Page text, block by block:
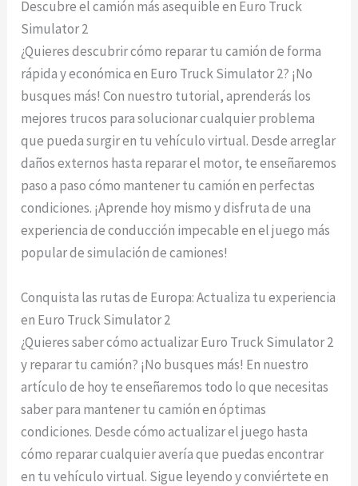
Descubre el camión más asequible en Euro Truck
Simulator 2
¿Quieres descubrir cómo reparar tu camión de forma
rápida y económica en Euro Truck Simulator 2? ¡No
busques más! Con nuestro tutorial, aprenderás los
mejores trucos para solucionar cualquier problema
que pueda surgir en tu vehículo virtual. Desde arreglar
daños externos hasta reparar el motor, te enseñaremos
paso a paso cómo mantener tu camión en perfectas
condiciones. ¡Aprende hoy mismo y disfruta de una
experiencia de conducción impecable en el juego más
popular de simulación de camiones!
Conquista las rutas de Europa: Actualiza tu experiencia
en Euro Truck Simulator 2
¿Quieres saber cómo actualizar Euro Truck Simulator 2
y reparar tu camión? ¡No busques más! En nuestro
artículo de hoy te enseñaremos todo lo que necesitas
saber para mantener tu camión en óptimas
condiciones. Desde cómo actualizar el juego hasta
cómo reparar cualquier avería que puedas encontrar
en tu vehículo virtual. Sigue leyendo y conviértete en